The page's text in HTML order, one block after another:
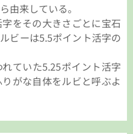
由来している。
をその大きさごとに宝石
ビーは5.5ポイント活字の
ていた5.25ポイント活字
がな自体をルビと呼ぶよ